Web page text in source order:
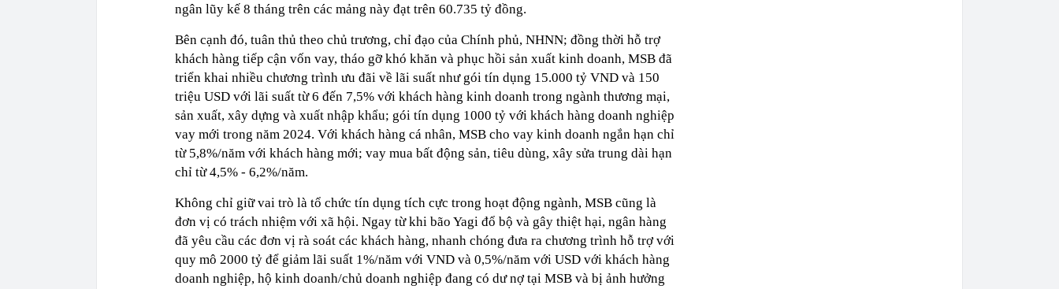
ngân lũy kế 8 tháng trên các mảng này đạt trên 60.735 tỷ đồng.
Bên cạnh đó, tuân thủ theo chủ trương, chỉ đạo của Chính phủ, NHNN; đồng thời hỗ trợ
khách hàng tiếp cận vốn vay, tháo gỡ khó khăn và phục hồi sản xuất kinh doanh, MSB đã
triển khai nhiều chương trình ưu đãi về lãi suất như gói tín dụng 15.000 tỷ VND và 150
triệu USD với lãi suất từ 6 đến 7,5% với khách hàng kinh doanh trong ngành thương mại,
sản xuất, xây dựng và xuất nhập khẩu; gói tín dụng 1000 tỷ với khách hàng doanh nghiệp
vay mới trong năm 2024. Với khách hàng cá nhân, MSB cho vay kinh doanh ngắn hạn chỉ
từ 5,8%/năm với khách hàng mới; vay mua bất động sản, tiêu dùng, xây sửa trung dài hạn
chỉ từ 4,5% - 6,2%/năm.
Không chỉ giữ vai trò là tổ chức tín dụng tích cực trong hoạt động ngành, MSB cũng là
đơn vị có trách nhiệm với xã hội. Ngay từ khi bão Yagi đổ bộ và gây thiệt hại, ngân hàng
đã yêu cầu các đơn vị rà soát các khách hàng, nhanh chóng đưa ra chương trình hỗ trợ với
quy mô 2000 tỷ để giảm lãi suất 1%/năm với VND và 0,5%/năm với USD với khách hàng
doanh nghiệp, hộ kinh doanh/chủ doanh nghiệp đang có dư nợ tại MSB và bị ảnh hưởng